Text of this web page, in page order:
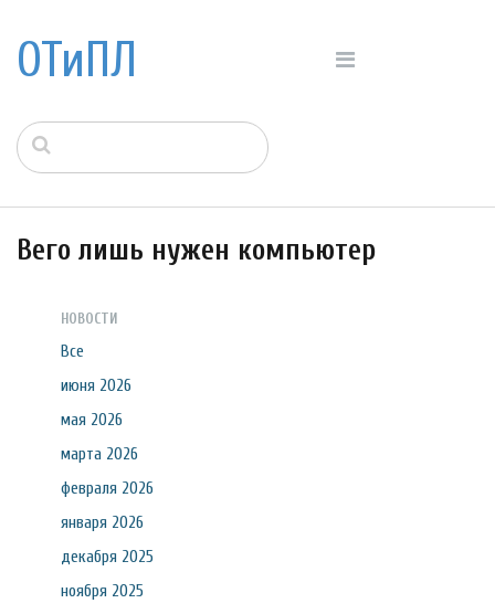
ОТиПЛ
Вего лишь нужен компьютер
НОВОСТИ
Все
июня 2026
мая 2026
марта 2026
февраля 2026
января 2026
декабря 2025
ноября 2025